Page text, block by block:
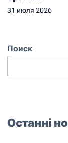
31 июля 2026
Поиск
Останні